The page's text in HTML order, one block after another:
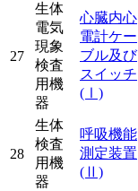
27
生体
電気
現象
検査
用機
器
心臓内心
電計ケー
ブル及び
スイッチ
(Ⅰ)
28
生体
検査
用機
器
呼吸機能
測定装置
(Ⅱ)